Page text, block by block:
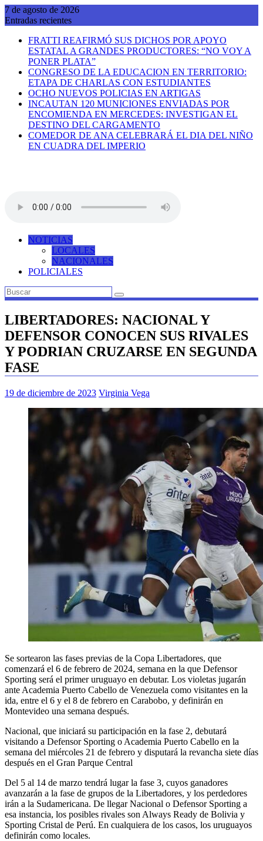
Saltar
al
7 de agosto de 2026
Entradas recientes
FRATTI REAFIRMÓ SUS DICHOS POR APOYO
ESTATAL A GRANDES PRODUCTORES: “NO VOY A
PONER PLATA”
CONGRESO DE LA EDUCACION EN TERRITORIO:
ETAPA DE CHARLAS CON ESTUDIANTES
OCHO NUEVOS POLICIAS EN ARTIGAS
INCAUTAN 120 MUNICIONES ENVIADAS POR
ENCOMIENDA EN MERCEDES: INVESTIGAN EL
DESTINO DEL CARGAMENTO
COMEDOR DE ANA CELEBRARÁ EL DIA DEL NIÑO
EN CUADRA DEL IMPERIO
NOTICIAS
LOCALES
NACIONALES
POLICIALES
LIBERTADORES: NACIONAL Y
DEFENSOR CONOCEN SUS RIVALES
Y PODRIAN CRUZARSE EN SEGUNDA
FASE
19 de diciembre de 2023 Virginia Vega
Se sortearon las fases previas de la Copa Libertadores, que
comenzará el 6 de febrero de 2024, semana en la que Defensor
Sporting será el primer uruguayo en debutar. Los violetas jugarán
ante Academia Puerto Cabello de Venezuela como visitantes en la
ida, entre el 6 y el 8 de febrero en Carabobo, y definirán en
Montevideo una semana después.
Nacional, que iniciará su participación en la fase 2, debutará
visitando a Defensor Sporting o Academia Puerto Cabello en la
semana del miércoles 21 de febrero y disputará la revancha siete días
después en el Gran Parque Central
Del 5 al 14 de marzo tendrá lugar la fase 3, cuyos ganadores
avanzarán a la fase de grupos de la Libertadores, y los perdedores
irán a la Sudamericana. De llegar Nacional o Defensor Sporting a
esa instancia, los posibles rivales son Always Ready de Bolivia y
Sporting Cristal de Perú. En cualquiera de los casos, los uruguayos
definirán como locales.